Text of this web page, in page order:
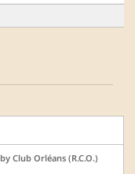
Club Orléans (R.C.O.)